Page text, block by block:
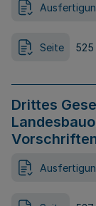
Seite 525
Drittes